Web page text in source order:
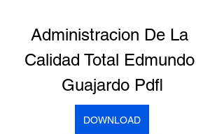
Administracion De La
Calidad Total Edmundo
Guajardo Pdfl
DOWNLOAD